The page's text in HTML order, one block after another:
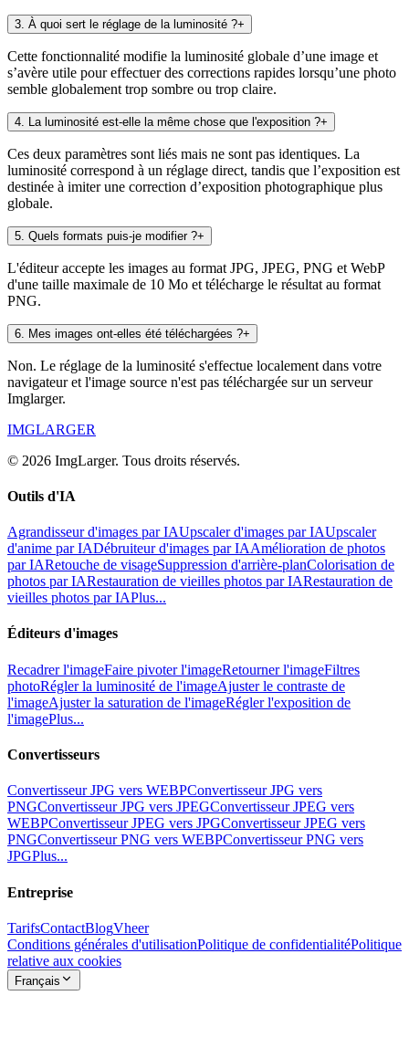
3 À quoi sert le réglage de la luminosité ?+
Cette fonctionnalité modifie la luminosité globale d’une image et
s’avère utile pour effectuer des corrections rapides lorsqu’une photo
semble globalement trop sombre ou trop claire.
4 La luminosité est-elle la même chose que l'exposition ?+
Ces deux paramètres sont liés mais ne sont pas identiques. La
luminosité correspond à un réglage direct, tandis que l’exposition est
destinée à imiter une correction d’exposition photographique plus
globale.
5 Quels formats puis-je modifier ?+
L'éditeur accepte les images au format JPG, JPEG, PNG et WebP
d'une taille maximale de 10 Mo et télécharge le résultat au format
PNG.
6 Mes images ont-elles été téléchargées ?+
Non. Le réglage de la luminosité s'effectue localement dans votre
navigateur et l'image source n'est pas téléchargée sur un serveur
Imglarger.
IMGLARGER
© 2026 ImgLarger. Tous droits réservés.
Outils d'IA
Agrandisseur d'images par IAUpscaler d'images par IAUpscaler
d'anime par IADébruiteur d'images par IAAmélioration de photos
par IARetouche de visageSuppression d'arrière-planColorisation de
photos par IARestauration de vieilles photos par IARestauration de
vieilles photos par IAPlus...
Éditeurs d'images
Recadrer l'imageFaire pivoter l'imageRetourner l'imageFiltres
photoRégler la luminosité de l'imageAjuster le contraste de
l'imageAjuster la saturation de l'imageRégler l'exposition de
l'imagePlus...
Convertisseurs
Convertisseur JPG vers WEBPConvertisseur JPG vers
PNGConvertisseur JPG vers JPEGConvertisseur JPEG vers
WEBPConvertisseur JPEG vers JPGConvertisseur JPEG vers
PNGConvertisseur PNG vers WEBPConvertisseur PNG vers
JPGPlus...
Entreprise
TarifsContactBlogVheer
Conditions générales d'utilisationPolitique de confidentialitéPolitique
relative aux cookies
Français